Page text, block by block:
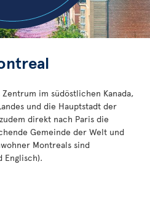
im südöstlichen Kanada,
und die Hauptstadt der
direkt nach Paris die
Gemeinde der Welt und
Montreals sind
Englisch).